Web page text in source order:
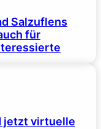
Salzuflens
für
jetzt virtuelle